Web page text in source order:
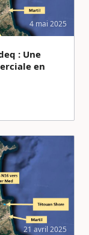
4 mai 2025
: Une
en
21 avril 2025